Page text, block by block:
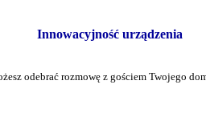
Innowacyjność urządzenia
odebrać rozmowę z gościem Twojego